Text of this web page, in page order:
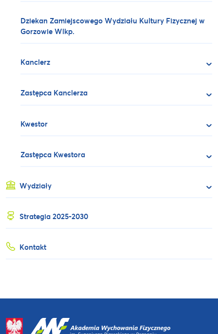
Dziekan Zamiejscowego Wydziału Kultury Fizycznej w
Gorzowie Wlkp.
Kanclerz
Zastępca Kanclerza
Kwestor
Zastępca Kwestora
Wydziały
Strategia 2025-2030
Kontakt